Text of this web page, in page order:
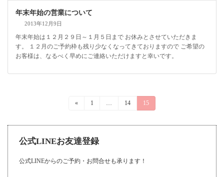
年末年始の営業について
2013年12月9日
年末年始は１２月２９日～１月５日まで お休みとさせていただきま
す。 １２月のご予約枠も残り少なくなってきておりますので ご希望の
お客様は、なるべく早めにご連絡いただけますと幸いです。
の
ペ
ー
«
固
ジ
1 …
固
14
固
定
15
公式LINEお友達登録
公式LINEからのご予約・お問合せも承ります！